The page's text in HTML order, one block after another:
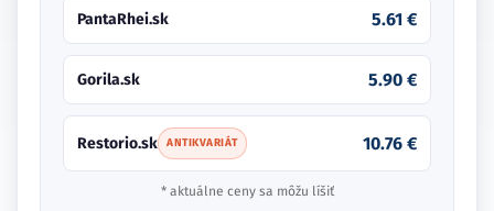
PantaRhei.sk 5.61 €
Gorila.sk 5.90 €
Restorio.sk ANTIKVARIÁT 10.76 €
* aktuálne ceny sa môžu líšiť